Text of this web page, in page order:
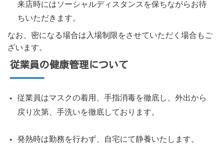
来店時にはソーシャルディスタンスを保ちながらお待
ちいただきます。
なお、密になる場合は入場制限をさせていただく場合もご
ざいます。
従業員の健康管理について
従業員はマスクの着用、手指消毒を徹底し、外出から
戻り次第、手洗いを徹底しております。
発熱時は勤務を行わず、自宅にて静養いたします。